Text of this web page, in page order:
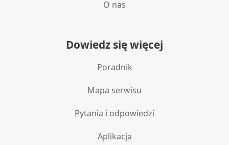
O nas
Dowiedz się więcej
Poradnik
Mapa serwisu
Pytania i odpowiedzi
Aplikacja